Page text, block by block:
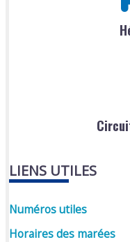
LIENS UTILES
Numéros utiles
Horaires des marées